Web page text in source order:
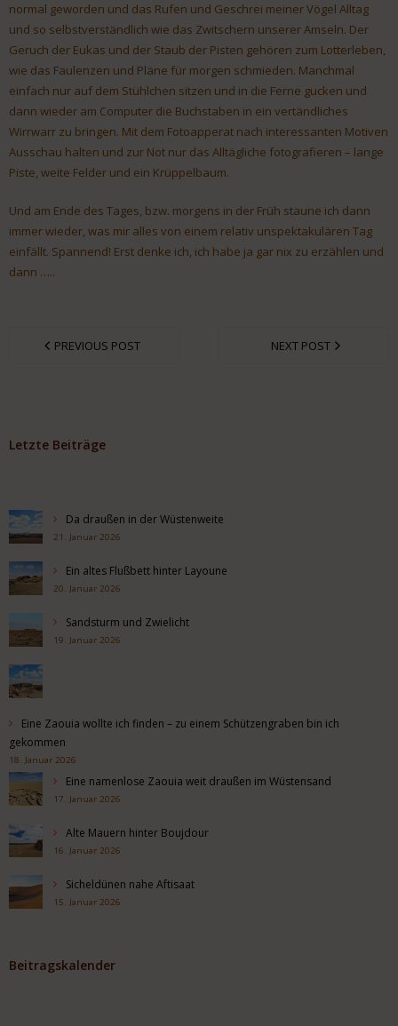
normal geworden und das Rufen und Geschrei meiner Vögel Alltag
und so selbstverständlich wie das Zwitschern unserer Amseln. Der
Geruch der Eukas und der Staub der Pisten gehören zum Lotterleben,
wie das Faulenzen und Pläne für morgen schmieden. Manchmal
einfach nur auf dem Stühlchen sitzen und in die Ferne gucken und
dann wieder am Computer die Buchstaben in ein vertändliches
Wirrwarr zu bringen. Mit dem Fotoapperat nach interessanten Motiven
Ausschau halten und zur Not nur das Alltägliche fotografieren – lange
Piste, weite Felder und ein Krüppelbaum.
Und am Ende des Tages, bzw. morgens in der Früh staune ich dann
immer wieder, was mir alles von einem relativ unspektakulären Tag
einfällt. Spannend! Erst denke ich, ich habe ja gar nix zu erzählen und
dann …..
PREVIOUS POST NEXT POST
Letzte Beiträge
Da draußen in der Wüstenweite
21. Januar 2026
Ein altes Flußbett hinter Layoune
20. Januar 2026
Sandsturm und Zwielicht
19. Januar 2026
Eine Zaouia wollte ich finden – zu einem Schützengraben bin ich
gekommen
18. Januar 2026
Eine namenlose Zaouia weit draußen im Wüstensand
17. Januar 2026
Alte Mauern hinter Boujdour
16. Januar 2026
Sicheldünen nahe Aftisaat
15. Januar 2026
Beitragskalender